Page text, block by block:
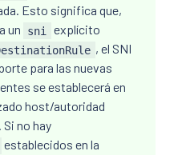
Esto significa que,
un
sni
explícito
, el SNI
para las nuevas
se establecerá en
host/autoridad
no hay
establecidos en la